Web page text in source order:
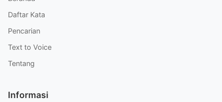
Daftar Kata
Pencarian
Text to Voice
Tentang
Informasi